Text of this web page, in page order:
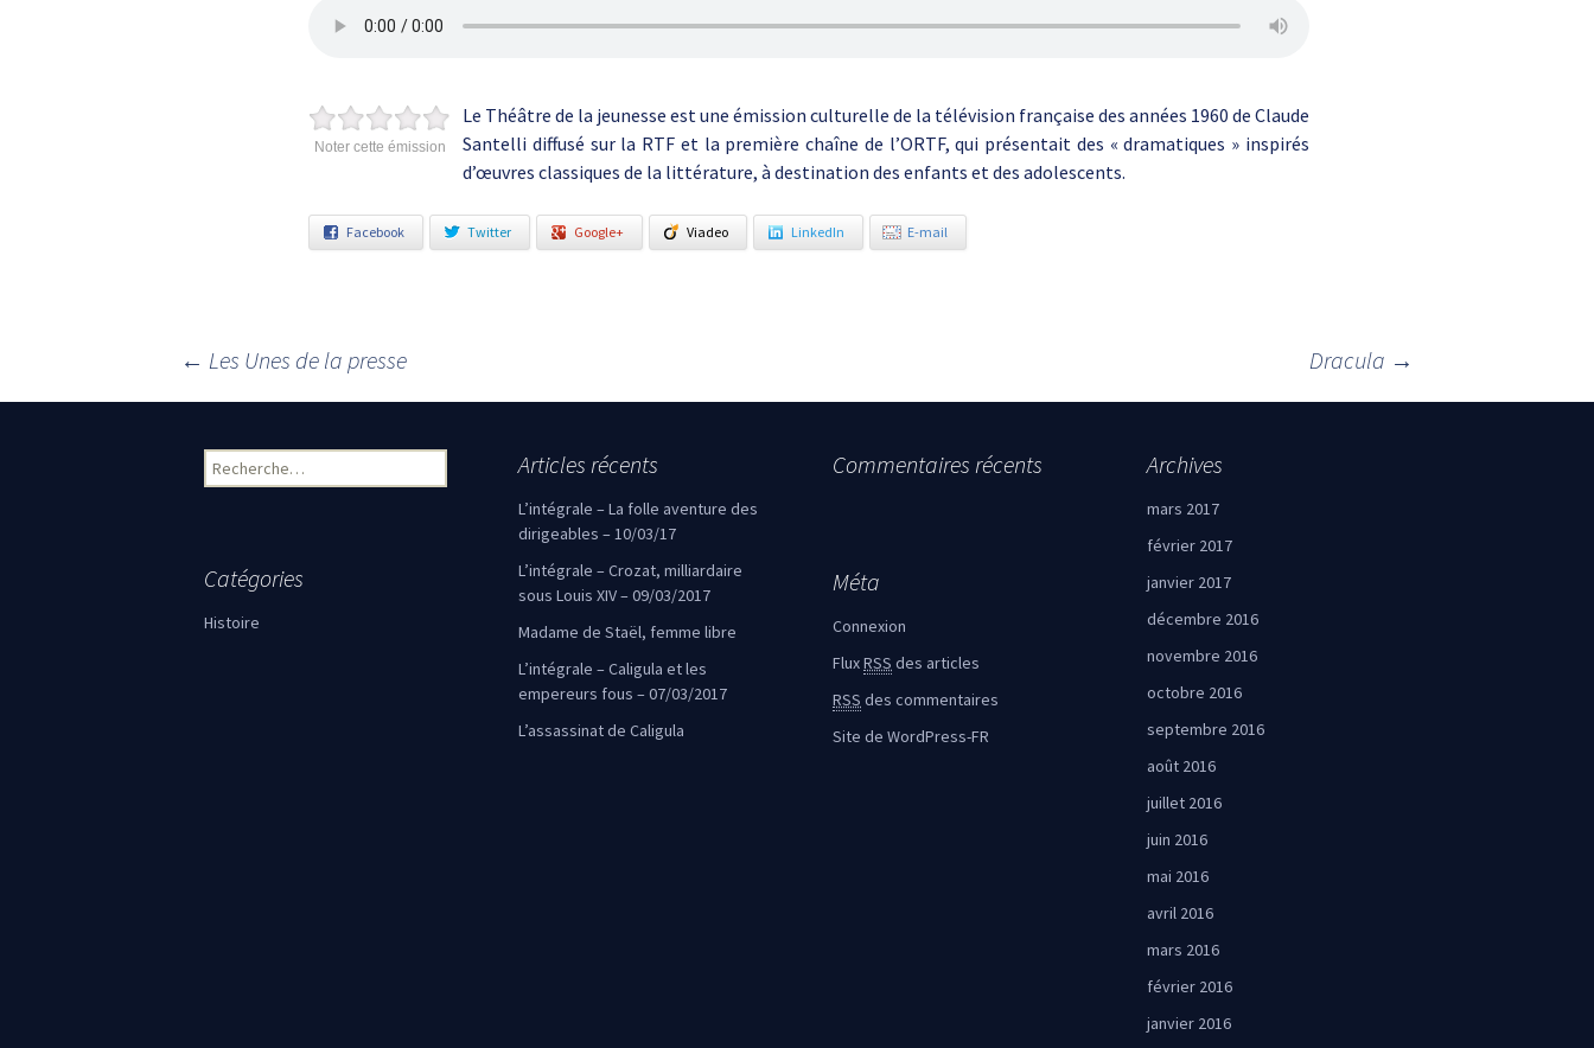
Noter cette émission
Le Théâtre de la jeunesse est une émission culturelle de la télévision française des années 1960 de Claude
Santelli diffusé sur la RTF et la première chaîne de l’ORTF, qui présentait des « dramatiques » inspirés
d’œuvres classiques de la littérature, à destination des enfants et des adolescents.
Facebook Twitter Google+ Viadeo LinkedIn E-mail
Navigation des articles
← Les Unes de la presse Dracula →
Rechercher : Articles récents
L’intégrale – La folle aventure des
dirigeables – 10/03/17
L’intégrale – Crozat, milliardaire
sous Louis XIV – 09/03/2017
Madame de Staël, femme libre
L’intégrale – Caligula et les
empereurs fous – 07/03/2017
L’assassinat de Caligula
Commentaires récents Archives
mars 2017
février 2017
janvier 2017
décembre 2016
novembre 2016
octobre 2016
septembre 2016
août 2016
juillet 2016
juin 2016
mai 2016
avril 2016
mars 2016
février 2016
janvier 2016
Catégories
Histoire
Méta
Connexion
FluxRSS des articles
RSS des commentaires
Site de WordPress-FR